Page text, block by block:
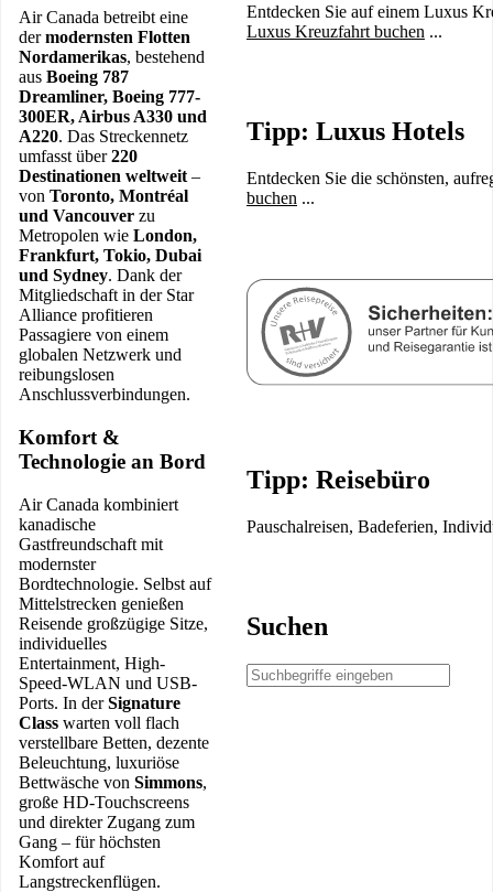
Air Canada betreibt eine
dermodernsten Flotten
Nordamerikas, bestehend
aus Boeing 787
Dreamliner, Boeing 777-
300ER, Airbus A330 und
A220. Das Streckennetz
umfasst über220
Destinationen weltweit–
von Toronto, Montréal
und Vancouver zu
Metropolen wie London,
Frankfurt, Tokio, Dubai
und Sydney. Dank der
Mitgliedschaft in der Star
Alliance profitieren
Passagiere von einem
globalen Netzwerk und
reibungslosen
Anschlussverbindungen.
Komfort &
Technologie an Bord
Air Canada kombiniert
kanadische
Gastfreundschaft mit
modernster
Bordtechnologie. Selbst auf
Mittelstrecken genießen
Reisende großzügige Sitze,
individuelles
Entertainment, High-
Speed-WLAN und USB-
Ports. In derSignature
Class warten voll flach
verstellbare Betten, dezente
Beleuchtung, luxuriöse
Bettwäsche von Simmons,
große HD-Touchscreens
und direkter Zugang zum
Gang – für höchsten
Komfort auf
Langstreckenflügen.
Entdecken Sie auf einem Luxus
Luxus Kreuzfahrt buchen ...
Tipp: Luxus Hotels
Entdecken Sie die schönsten,
buchen ...
Tipp: Reisebüro
Pauschalreisen, Badeferien,
Suchen